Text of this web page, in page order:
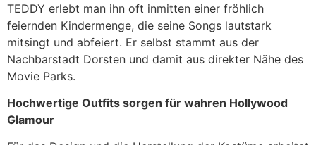
TEDDY erlebt man ihn oft inmitten einer fröhlich
feiernden Kindermenge, die seine Songs lautstark
mitsingt und abfeiert. Er selbst stammt aus der
Nachbarstadt Dorsten und damit aus direkter Nähe des
Movie Parks.
Hochwertige Outfits sorgen für wahren Hollywood
Glamour